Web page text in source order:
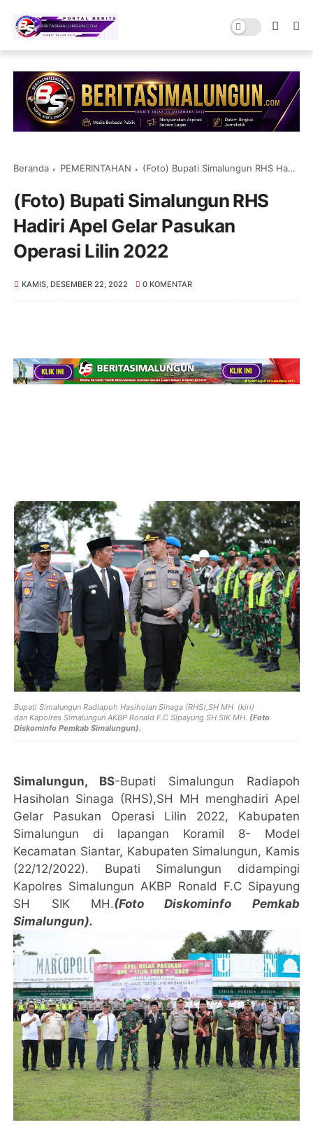
Beranda PEMERINTAHAN (Foto) Bupati Simalungun RHS Hadiri Apel Gelar Pasukan Operasi Lilin 2022
(Foto) Bupati Simalungun RHS
Hadiri Apel Gelar Pasukan
Operasi Lilin 2022
KAMIS, DESEMBER 22, 2022 0 KOMENTAR
Bupati Simalungun Radiapoh Hasiholan Sinaga (RHS),SH MH (kiri)
dan Kapolres Simalungun AKBP Ronald F.C Sipayung SH SIK MH. (Foto
Diskominfo Pemkab Simalungun).
Simalungun, BS-Bupati Simalungun Radiapoh
Hasiholan Sinaga (RHS),SH MH menghadiri Apel
Gelar Pasukan Operasi Lilin 2022, Kabupaten
Simalungun di lapangan Koramil 8- Model
Kecamatan Siantar, Kabupaten Simalungun, Kamis
(22/12/2022). Bupati Simalungun didampingi
Kapolres Simalungun AKBP Ronald F.C Sipayung
SH SIK MH.(Foto Diskominfo Pemkab
Simalungun).